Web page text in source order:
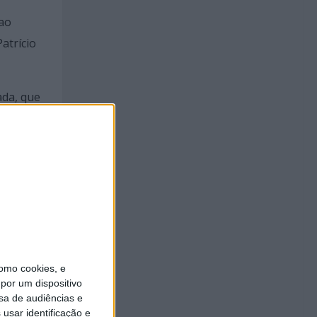
cookies, e
um dispositivo
de audiências e
identificação e
que
e
&